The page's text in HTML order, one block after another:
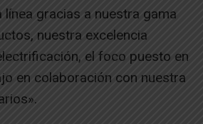
línea gracias a nuestra gama
nuestra excelencia
el foco puesto en
en colaboración con nuestra